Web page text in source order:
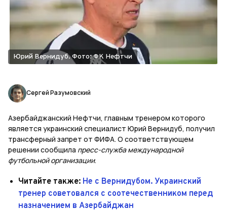
Юрий Вернидуб. Фото: ФК Нефтчи
Сергей Разумовский
Азербайджанский Нефтчи, главным тренером которого
является украинский специалист Юрий Вернидуб, получил
трансферный запрет от ФИФА. О соответствующем
решении сообщила пресс-служба международной
футбольной организации.
Читайте также: Не с Вернидубом. Украинский
тренер советовался с соотечественником перед
назначением в Азербайджан